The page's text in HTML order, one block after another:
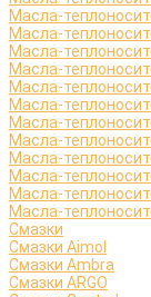
Масла-
Масла-
Масла-
Масла-
Масла-
Масла-
Масла-
Масла-
Масла-
Масла-
Масла-
Масла-
Смазки
Смазки Aimol
Смазки Ambra
Смазки ARGO